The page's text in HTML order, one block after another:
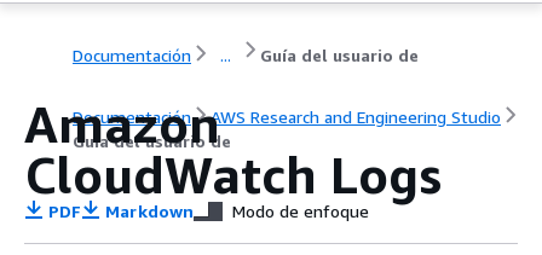
Documentación ... Guía del usuario de
Documentación
AWS Research and Engineering Studio
Guía del usuario de
Amazon
CloudWatch Logs
PDF Markdown Modo de enfoque